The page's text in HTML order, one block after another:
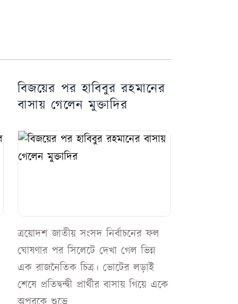
বিজয়ের পর হাবিবুর রহমানের
বাসায় গেলেন মুক্তাদির
ত্রয়োদশ জাতীয় সংসদ নির্বাচনের ফল
ঘোষণার পর সিলেটে দেখা গেল ভিন্ন
এক রাজনৈতিক চিত্র। ভোটের লড়াই
শেষে প্রতিদ্বন্দ্বী প্রার্থীর বাসায় গিয়ে একে